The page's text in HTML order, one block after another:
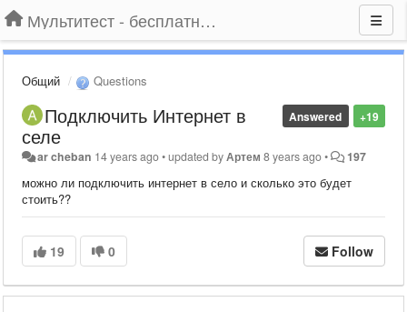
Мультитест - бесплатный подбор провайдера по адресу
Общий Questions
+19
Answered
Подключить Интернет в
селе
ar cheban 14 years ago•updated byАртем 8 years ago• 197
можно ли подключить интернет в село и сколько это будет
стоить??
19 0 Follow